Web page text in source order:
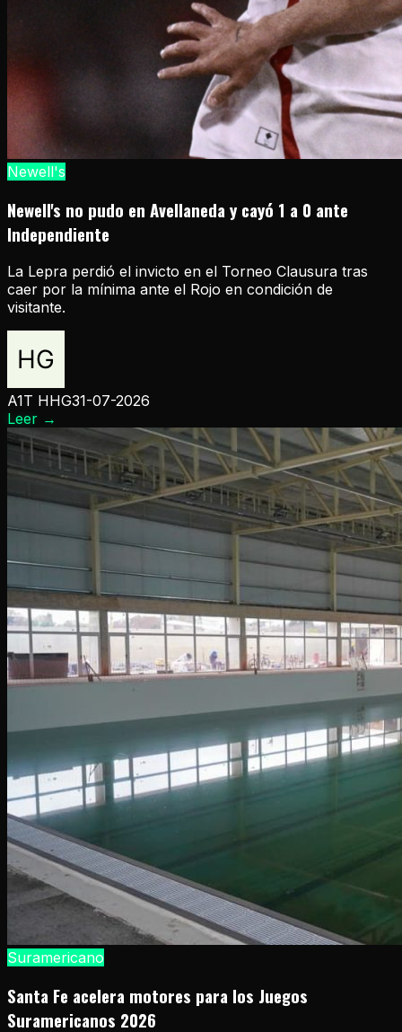
Newell's
Newell's no pudo en Avellaneda y cayó 1 a 0 ante
Independiente
La Lepra perdió el invicto en el Torneo Clausura tras
caer por la mínima ante el Rojo en condición de
visitante.
A1T HHG31-07-2026
Leer →
Suramericano
Santa Fe acelera motores para los Juegos
Suramericanos 2026